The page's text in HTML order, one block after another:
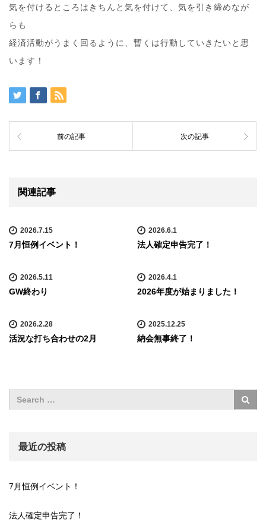
気を付けるところはきちんと気を付けて、気を引き締めなが
らも
経済活動がうまく回るように、暫くは行動していきたいと思
います！
前の記事 次の記事
関連記事
2026.7.15
7月恒例イベント！
2026.6.1
法人確定申告完了！
2026.5.11
GW終わり
2026.4.1
2026年度が始まりました！
2026.2.28
活況な打ち合わせの2月
2025.12.25
納会無事終了！
最近の投稿
7月恒例イベント！
法人確定申告完了！